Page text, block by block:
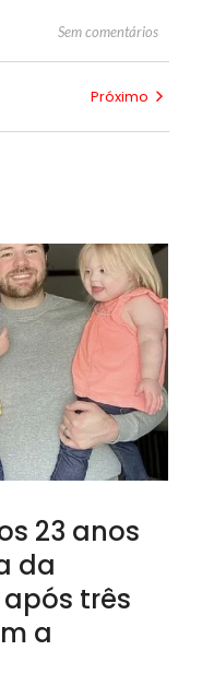
Sem comentários
Próximo
23 anos
da
três
a